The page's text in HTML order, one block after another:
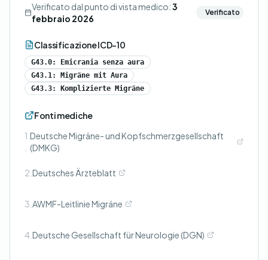
Verificato dal punto di vista medico:3
febbraio 2026
Verificato
Classificazione ICD-10
G43.0: Emicrania senza aura
G43.1: Migräne mit Aura
G43.3: Komplizierte Migräne
Fonti mediche
1 Deutsche Migräne- und Kopfschmerzgesellschaft
(DMKG)
2. Deutsches Ärzteblatt
3. AWMF-Leitlinie Migräne
4. Deutsche Gesellschaft für Neurologie (DGN)